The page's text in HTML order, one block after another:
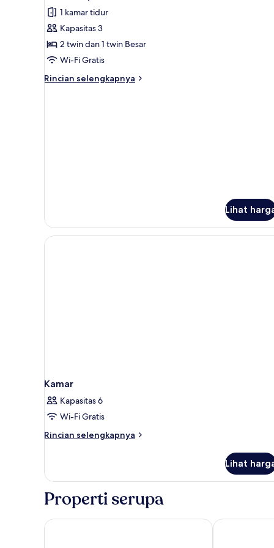
foto
untuk
Kamar
Triple
Standar
1 kamar tidur
Kapasitas 3
2 twin dan 1 twin Besar
Wi-Fi Gratis
Rincian selengkapnya
Rincian
Lihat
Kamar
Kapasitas 6
Wi-Fi Gratis
Rincian selengkapnya
Rincian
Kamar
Lihat
Properti serupa
Hotel Marco Polo by Nexta Hotel Màgic